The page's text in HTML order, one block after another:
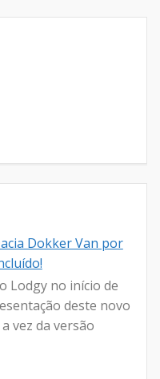
Dokker Van por
Lodgy no início de
deste novo
vez da versão